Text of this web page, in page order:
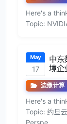
Here's a
Topic:
May
17
中东
境企
边缘计算
Here's a
Topic: 约旦
Perspe...